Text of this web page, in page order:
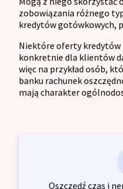
zobowiązania różnego
kredytów gotówkowych,
Niektóre oferty kredytów
konkretnie dla klientów
więc na przykład osób,
banku rachunek
mają charakter
Oszczędź czas i